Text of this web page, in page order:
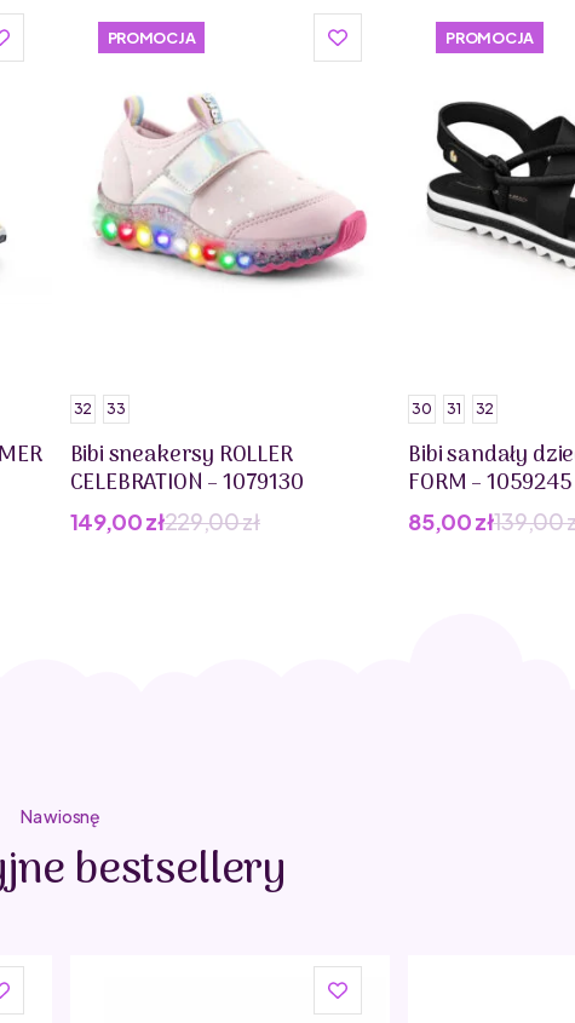
są nie tylko stylowe, ale przede wszystkim funkcjonalne.
aspektów, które wyróżniają buty Mrugała, jest ich ręczna
myślą o komforcie i zdrowiu dziecka. Buty tworzone są z pasją i
są z naturalnych skór i materiałów, certyfikowanych przez Unię
się do kształtu stopy dziecka – dzięki temu stopa dziecka jest
może swobodnie oddychać.
PROMOCJA
32 33
Bibi sneakersy ROLLER
CELEBRATION – 1079130
229,00zł
Pierwotna
149,00zł
Aktualna
PROMOCJA
30 31 32
Bibi sandały
FORM – 1059245
139,00
Pierwotna
85,00zł
Aktualna
Na wiosnę
bestsellery